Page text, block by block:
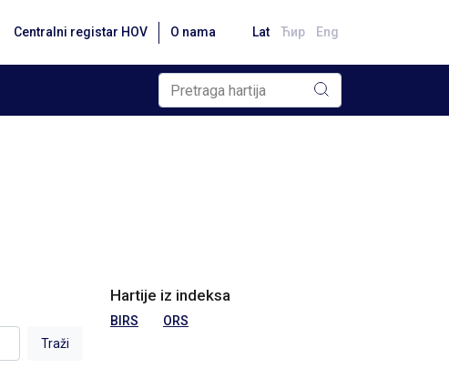
Centralni registar HOV O nama Lat Ћир Eng
Hartije iz indeksa
BIRS ORS